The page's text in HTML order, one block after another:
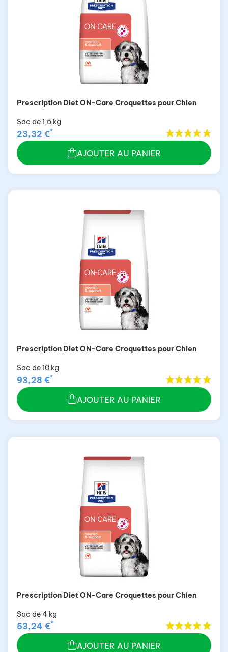
Prescription Diet ON-Care Croquettes pour Chien
Sac de 1,5 kg
23,32 €*
AJOUTER AU PANIER
Prescription Diet ON-Care Croquettes pour Chien
Sac de 10 kg
93,28 €*
AJOUTER AU PANIER
Prescription Diet ON-Care Croquettes pour Chien
Sac de 4 kg
53,24 €*
AJOUTER AU PANIER